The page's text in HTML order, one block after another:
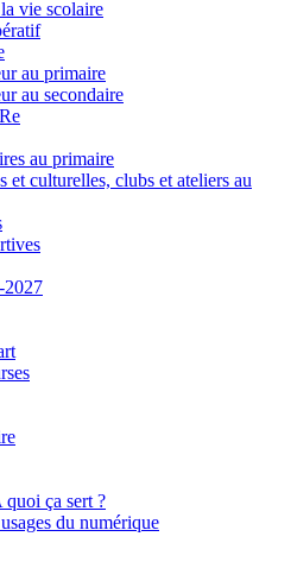
vie scolaire
au primaire
au secondaire
au primaire
et culturelles, clubs et ateliers au
2027
ça sert ?
du numérique